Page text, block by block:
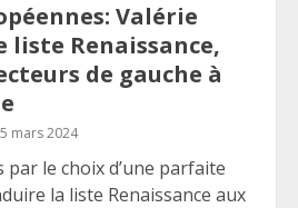
Valérie
liste Renaissance,
de gauche à
5 mars 2024
le choix d’une parfaite
la liste Renaissance aux